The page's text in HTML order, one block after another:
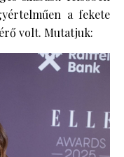
a fekete
volt. Mutatjuk: